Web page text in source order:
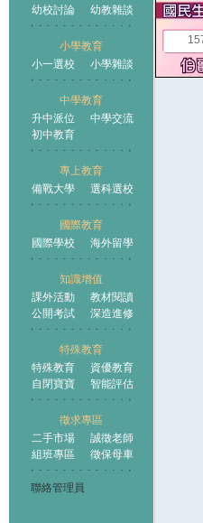
幼校討論
幼教雜談
小學教育
小一選校
小學雜談
中學教育
升中派位
中學交流
初中教育
專上教育
備戰大學
選科選校
國際教育
國際學校
海外留學
知識增值
課外活動
教材閱讀
公開考試
深造進修
特殊教育
特殊教育
資優教育
自閉寶寶
智能評估
徵求專區
二手市場
誠徵老師
組班專區
徵保母車
聯絡管理員
王國